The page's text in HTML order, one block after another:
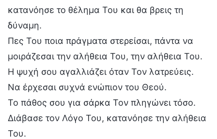
κατανόησε το θέλημα Του και θα βρεις τη
δύναμη.
Πες Του ποια πράγματα στερείσαι, πάντα να
μοιράζεσαι την αλήθεια Του, την αλήθεια Του.
Η ψυχή σου αγαλλιάζει όταν Τον λατρεύεις.
Να έρχεσαι συχνά ενώπιον του Θεού.
Το πάθος σου για σάρκα Τον πληγώνει τόσο.
Διάβασε τον Λόγο Του, κατανόησε την αλήθεια
Του.